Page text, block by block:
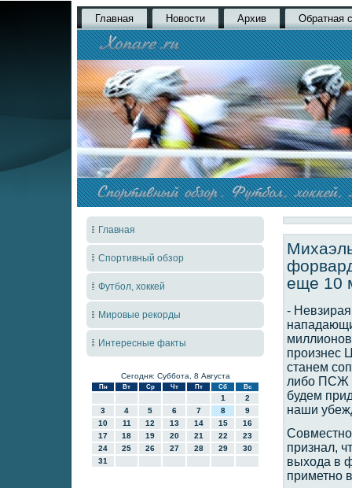
Главная Новости Архив Обратная
Главная
Спортивный обзор
Футбол, хоккей
Мировые рекорды
Интересные факты
Сегодня: Суббота, 8 Августа
Пн Вт Ср Чт Пт Сб Вс
1
2
3
4 5 6 7 8
9
10
11 12 13 14 15
16
17
18 19 20 21 22
23
24
25 26 27 28 29
30
31
еще 10
-
произнес
станем
либо ПСЖ
будем
наши
Совместно
признал,
выхода в
приметно